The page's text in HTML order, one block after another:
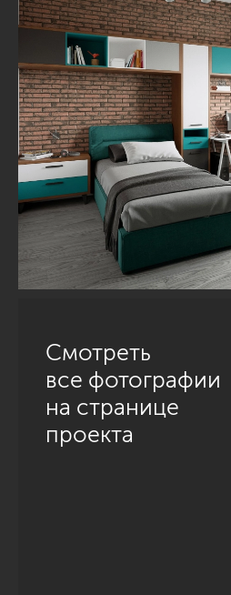
Смотреть
все фотографии
на странице
проекта